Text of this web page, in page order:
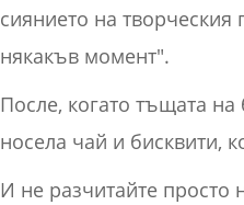
сиянието на
някакъв момент".
После, когато тъщата
носела чай и бисквити,
И не разчитайте просто